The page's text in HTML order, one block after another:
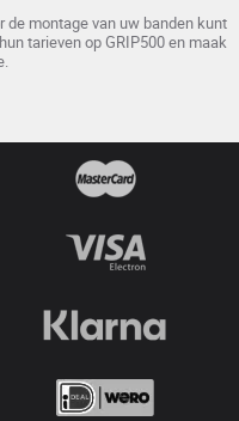
de montage van uw banden kunt
tarieven op GRIP500 en maak